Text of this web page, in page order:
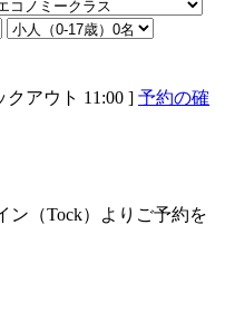
クアウト 11:00 ] 予約の確
ン（Tock）よりご予約を